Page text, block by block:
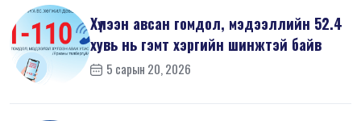
Хүлээн авсан гомдол, мэдээллийн 52.4
хувь нь гэмт хэргийн шинжтэй байв
5 сарын 20, 2026